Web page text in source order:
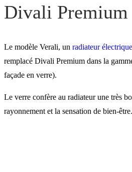
Divali Premium
Le modèle Verali, un radiateur
remplacé Divali Premium dans la
façade en verre).
Le verre confère au radiateur une très
rayonnement et la sensation de bien-être.